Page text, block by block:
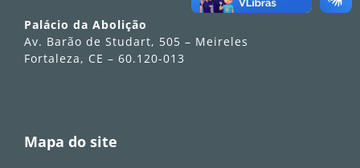
Palácio da Abolição
Av. Barão de Studart, 505 – Meireles
Fortaleza, CE – 60.120-013
Mapa do site